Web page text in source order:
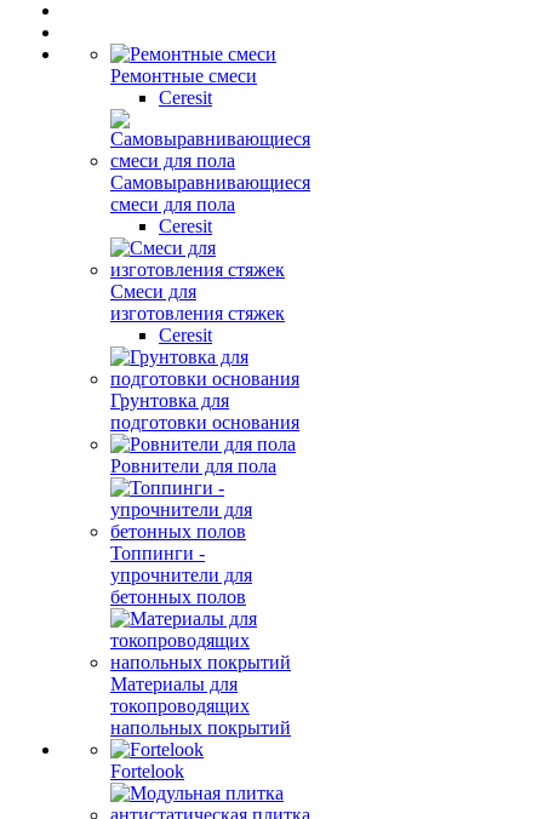
Ремонтные смеси
Ceresit
Самовыравнивающиеся
смеси для пола
Ceresit
Смеси для
изготовления стяжек
Ceresit
Грунтовка для
подготовки основания
Ровнители для пола
Топпинги -
упрочнители для
бетонных полов
Материалы для
токопроводящих
напольных покрытий
Fortelook